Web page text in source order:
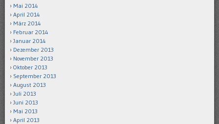
Mai 2014
April 2014
März 2014
Februar 2014
Januar 2014
Dezember 2013
November 2013
Oktober 2013
September 2013
August 2013
Juli 2013
Juni 2013
Mai 2013
April 2013